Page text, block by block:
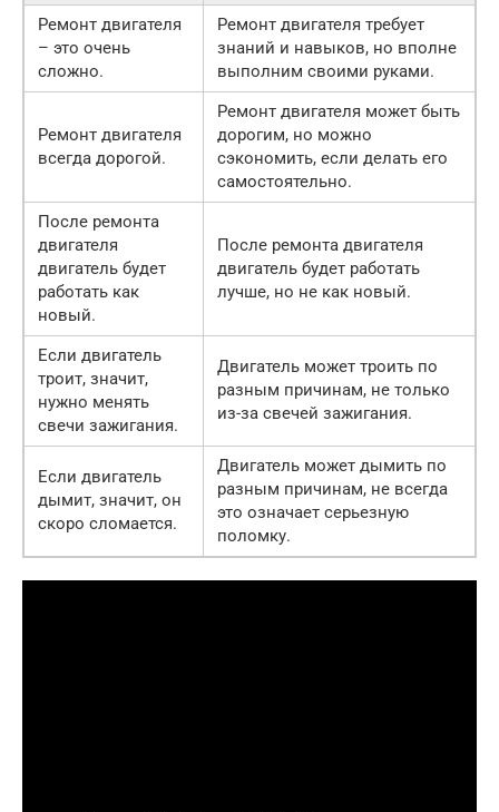
Ремонт двигателя
– это очень
сложно.
Ремонт двигателя требует
знаний и навыков, но вполне
выполним своими руками.
Ремонт двигателя
всегда дорогой.
Ремонт двигателя может быть
дорогим, но можно
сэкономить, если делать его
самостоятельно.
После ремонта
двигателя
двигатель будет
работать как
новый.
После ремонта двигателя
двигатель будет работать
лучше, но не как новый.
Если двигатель
троит, значит,
нужно менять
свечи зажигания.
Двигатель может троить по
разным причинам, не только
из-за свечей зажигания.
Если двигатель
дымит, значит, он
скоро сломается.
Двигатель может дымить по
разным причинам, не всегда
это означает серьезную
поломку.